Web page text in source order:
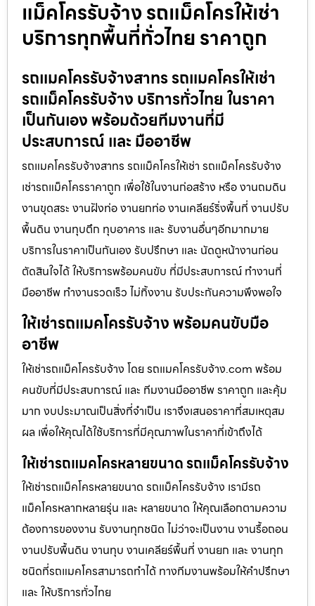
แม็คโครรับจ้าง รถแม็คโครให้เช่า
บริการทุกพื้นที่ทั่วไทย ราคาถูก
รถแมคโครรับจ้างสาทร รถแมคโครให้เช่า
รถแม็คโครรับจ้าง บริการทั่วไทย ในราคา
เป็นกันเอง พร้อมด้วยทีมงานที่มี
ประสบการณ์ และ มืออาชีพ
รถแมคโครรับจ้างสาทร รถแม็คโครให้เช่า รถแม็คโครรับจ้าง
เช่ารถแม็คโครราคาถูก เพื่อใช้ในงานก่อสร้าง หรือ งานถมดิน
งานขุดสระ งานฝังท่อ งานยกท่อ งานเคลียร์ริ่งพื้นที่ งานปรับ
พื้นดิน งานทุบตึก ทุบอาคาร และ รับงานอื่นๆอีกมากมาย
บริการในราคาเป็นกันเอง รับปรึกษา และ นัดดูหน้างานก่อน
ตัดสินใจได้ ให้บริการพร้อมคนขับ ที่มีประสบการณ์ ทำงานที่
มืออาชีพ ทำงานรวดเร็ว ไม่ทิ้งงาน รับประกันความพึงพอใจ
ให้เช่ารถแมคโครรับจ้าง พร้อมคนขับมือ
อาชีพ
ให้เช่ารถแม็คโครรับจ้าง โดย รถแมคโครรับจ้าง.com พร้อม
คนขับที่มีประสบการณ์ และ ทีมงานมืออาชีพ ราคาถูก และคุ้ม
มาก งบประมาณเป็นสิ่งที่จำเป็น เราจึงเสนอราคาที่สมเหตุสม
ผล เพื่อให้คุณได้ใช้บริการที่มีคุณภาพในราคาที่เข้าถึงได้
ให้เช่ารถแมคโครหลายขนาด รถแม็คโครรับจ้าง
ให้เช่ารถแม็คโครหลายขนาด รถแม็คโครรับจ้าง เรามีรถ
แม็คโครหลากหลายรุ่น และ หลายขนาด ให้คุณเลือกตามความ
ต้องการของงาน รับงานทุกชนิด ไม่ว่าจะเป็นงาน งานรื้อถอน
งานปรับพื้นดิน งานทุบ งานเคลียร์พื้นที่ งานยก และ งานทุก
ชนิดที่รถแมคโครสามารถทำได้ ทางทีมงานพร้อมให้คำปรึกษา
และ ให้บริการทั่วไทย